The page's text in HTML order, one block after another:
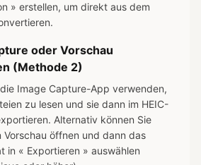
» erstellen, um direkt aus dem
oder Vorschau
(Methode 2)
Image Capture-App verwenden,
zu lesen und sie dann im HEIC-
Alternativ können Sie
Vorschau öffnen und dann das
in « Exportieren » auswählen